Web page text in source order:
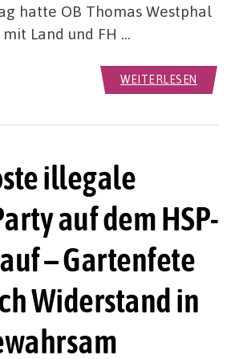
hatte OB Thomas Westphal
Land und FH …
WEITERLESEN
illegale
auf dem HSP-
– Gartenfete
Widerstand in